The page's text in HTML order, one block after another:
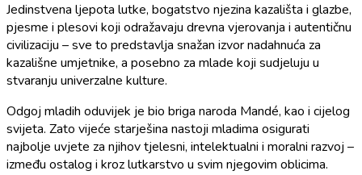
Jedinstvena ljepota lutke, bogatstvo njezina kazališta i glazbe,
pjesme i plesovi koji odražavaju drevna vjerovanja i autentičnu
civilizaciju – sve to predstavlja snažan izvor nadahnuća za
kazališne umjetnike, a posebno za mlade koji sudjeluju u
stvaranju univerzalne kulture.
Odgoj mladih oduvijek je bio briga naroda Mandé, kao i cijelog
svijeta. Zato vijeće starješina nastoji mladima osigurati
najbolje uvjete za njihov tjelesni, intelektualni i moralni razvoj –
između ostalog i kroz lutkarstvo u svim njegovim oblicima.